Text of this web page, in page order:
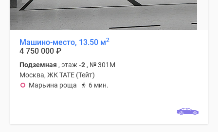
Машино-место, 13.50 м2
4 750 000 ₽
Подземная , этаж -2 , № 301М
Москва, ЖК TATE (Тейт)
Марьина роща
6 мин.